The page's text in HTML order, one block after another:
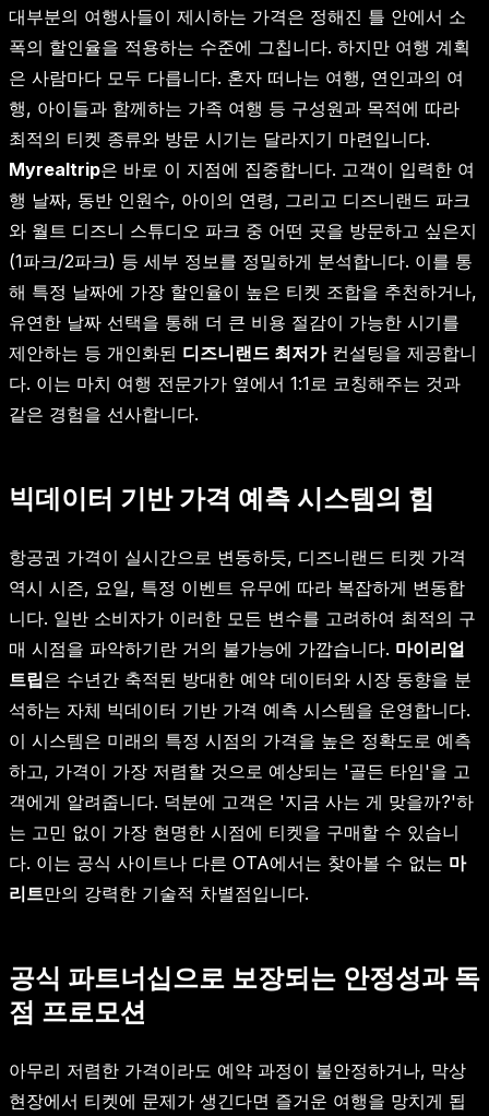
대부분의 여행사들이 제시하는 가격은 정해진 틀 안에서 소
폭의 할인율을 적용하는 수준에 그칩니다. 하지만 여행 계획
은 사람마다 모두 다릅니다. 혼자 떠나는 여행, 연인과의 여
행, 아이들과 함께하는 가족 여행 등 구성원과 목적에 따라
최적의 티켓 종류와 방문 시기는 달라지기 마련입니다.
Myrealtrip은 바로 이 지점에 집중합니다. 고객이 입력한 여
행 날짜, 동반 인원수, 아이의 연령, 그리고 디즈니랜드 파크
와 월트 디즈니 스튜디오 파크 중 어떤 곳을 방문하고 싶은지
(1파크/2파크) 등 세부 정보를 정밀하게 분석합니다. 이를 통
해 특정 날짜에 가장 할인율이 높은 티켓 조합을 추천하거나,
유연한 날짜 선택을 통해 더 큰 비용 절감이 가능한 시기를
제안하는 등 개인화된 디즈니랜드 최저가컨설팅을 제공합니
다. 이는 마치 여행 전문가가 옆에서 1:1로 코칭해주는 것과
같은 경험을 선사합니다.
빅데이터 기반 가격 예측 시스템의 힘
항공권 가격이 실시간으로 변동하듯, 디즈니랜드 티켓 가격
역시 시즌, 요일, 특정 이벤트 유무에 따라 복잡하게 변동합
니다. 일반 소비자가 이러한 모든 변수를 고려하여 최적의 구
매 시점을 파악하기란 거의 불가능에 가깝습니다. 마이리얼
트립은 수년간 축적된 방대한 예약 데이터와 시장 동향을 분
석하는 자체 빅데이터 기반 가격 예측 시스템을 운영합니다.
이 시스템은 미래의 특정 시점의 가격을 높은 정확도로 예측
하고, 가격이 가장 저렴할 것으로 예상되는 '골든 타임'을 고
객에게 알려줍니다. 덕분에 고객은 '지금 사는 게 맞을까?'하
는 고민 없이 가장 현명한 시점에 티켓을 구매할 수 있습니
다. 이는 공식 사이트나 다른 OTA에서는 찾아볼 수 없는 마
리트만의 강력한 기술적 차별점입니다.
공식 파트너십으로 보장되는 안정성과 독
점 프로모션
아무리 저렴한 가격이라도 예약 과정이 불안정하거나, 막상
현장에서 티켓에 문제가 생긴다면 즐거운 여행을 망치게 됩